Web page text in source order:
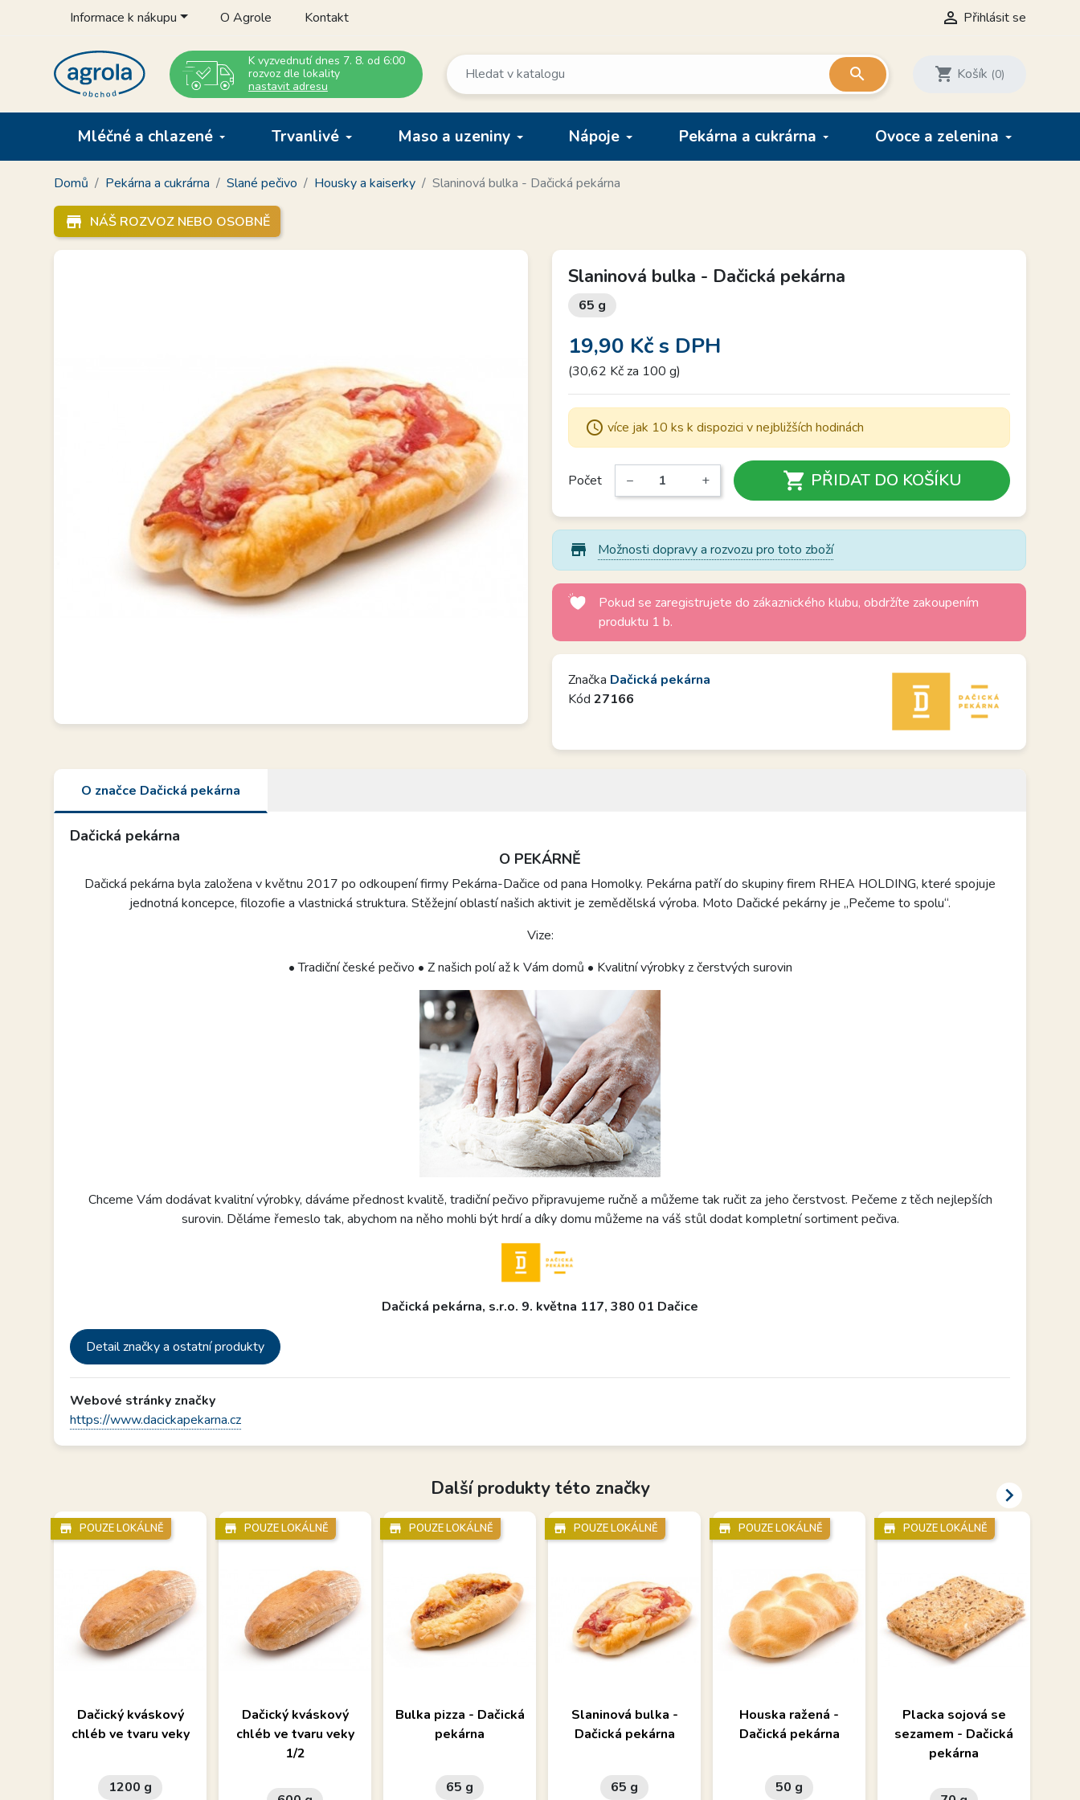
Informace k nákupu O Agrole Kontakt  Přihlásit se
K vyzvednutí dnes 7. 8. od 6:00
rozvoz dle lokality
nastavit adresu
 shopping_cart Košík (0)
Mléčné a chlazené Trvanlivé Maso a uzeniny Nápoje Pekárna a cukrárna Ovoce a zelenina
Domů Pekárna a cukrárna Slané pečivo Housky a kaiserky Slaninová bulka - Dačická pekárna
store_mall_directory NÁŠ ROZVOZ NEBO OSOBNĚ
Slaninová bulka - Dačická pekárna
65 g
19,90 Kčs DPH
(30,62 Kč za 100 g)
schedule více jak 10 ks k dispozici v nejbližších hodinách
Počet − +  PŘIDAT DO KOŠÍKU
store_mall_directory Možnosti dopravy a rozvozu pro toto zboží
Pokud se zaregistrujete do zákaznického klubu, obdržíte zakoupením
produktu 1 b.
Značka Dačická pekárna
Kód 27166
O značce Dačická pekárna
Dačická pekárna
O PEKÁRNĚ
Dačická pekárna byla založena v květnu 2017 po odkoupení firmy Pekárna-Dačice od pana Homolky. Pekárna patří do skupiny firem RHEA HOLDING, které spojuje
jednotná koncepce, filozofie a vlastnická struktura. Stěžejní oblastí našich aktivit je zemědělská výroba. Moto Dačické pekárny je „Pečeme to spolu“.
Vize:
• Tradiční české pečivo • Z našich polí až k Vám domů • Kvalitní výrobky z čerstvých surovin
Chceme Vám dodávat kvalitní výrobky, dáváme přednost kvalitě, tradiční pečivo připravujeme ručně a můžeme tak ručit za jeho čerstvost. Pečeme z těch nejlepších
surovin. Děláme řemeslo tak, abychom na něho mohli být hrdí a díky domu můžeme na váš stůl dodat kompletní sortiment pečiva.
Dačická pekárna, s.r.o. 9. května 117, 380 01 Dačice
Detail značky a ostatní produkty
Webové stránky značky
https://www.dacickapekarna.cz
Další produkty této značky
Dačický kváskový
chléb ve tvaru veky
1200 g
store_mall_directory POUZE LOKÁLNĚ
Dačický kváskový
chléb ve tvaru veky
1/2
store_mall_directory POUZE LOKÁLNĚ
Bulka pizza - Dačická
pekárna
65 g
store_mall_directory POUZE LOKÁLNĚ
Slaninová bulka -
Dačická pekárna
65 g
store_mall_directory POUZE LOKÁLNĚ
Houska ražená -
Dačická pekárna
50 g
store_mall_directory POUZE LOKÁLNĚ
Placka sojová se
sezamem - Dačická
pekárna
store_mall_directory POUZE LOKÁLNĚ
